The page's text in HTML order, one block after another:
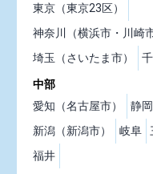
東京（東京23区）
神奈川（横浜市・川崎
埼玉（さいたま市）
中部
愛知（名古屋市）
静
新潟（新潟市）
岐阜
福井